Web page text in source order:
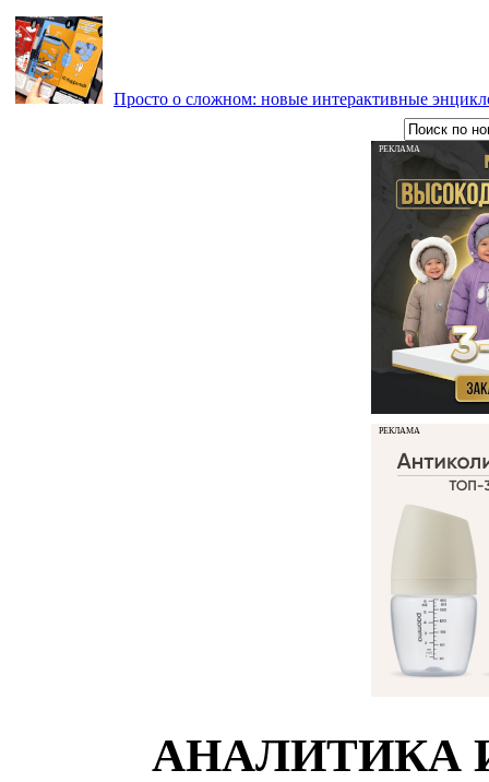
Просто о сложном: новые интерактивные
РЕКЛАМА
РЕКЛАМА
АНАЛИТИКА